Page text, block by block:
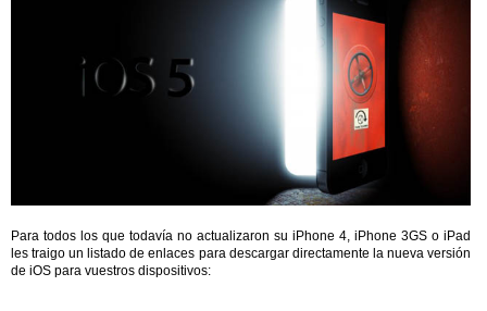
Para todos los que todavía no actualizaron su iPhone 4, iPhone 3GS o iPad
les traigo un listado de enlaces para descargar directamente la nueva versión
de iOS para vuestros dispositivos: